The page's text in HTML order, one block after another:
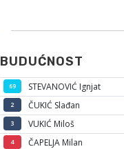
BUDUĆNOST
69 STEVANOVIĆ Ignjat
2 ČUKIĆ Slađan
3 VUKIĆ Miloš
4 ČAPELJA Milan